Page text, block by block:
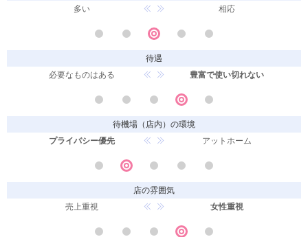
多い
相応
待遇
必要なものはある
豊富で使い切れない
待機場（店内）の環境
プライバシー優先
アットホーム
店の雰囲気
売上重視
女性重視